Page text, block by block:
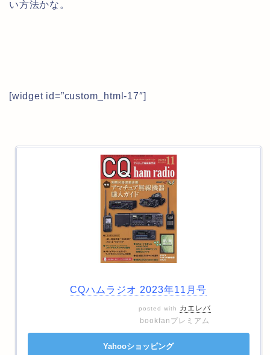
い方法かな。
[widget id=”custom_html-17″]
CQハムラジオ 2023年11月号
posted with
カエレバ
bookfanプレミアム
Yahooショッピング